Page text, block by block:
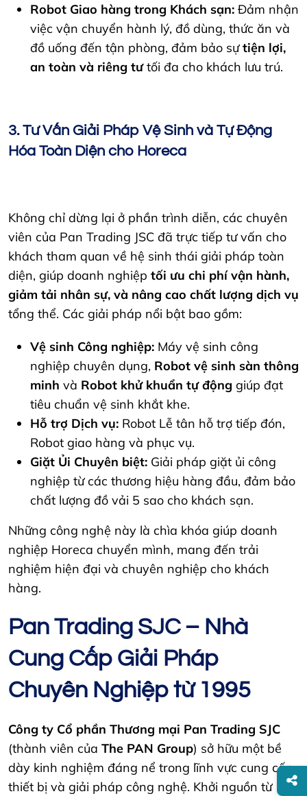
Robot Giao hàng trong Khách sạn: Đảm nhận
việc vận chuyển hành lý, đồ dùng, thức ăn và
đồ uống đến tận phòng, đảm bảo sựtiện lợi,
an toàn và riêng tưtối đa cho khách lưu trú.
3. Tư Vấn Giải Pháp Vệ Sinh và Tự Động
Hóa Toàn Diện cho Horeca
Không chỉ dừng lại ở phần trình diễn, các chuyên
viên của Pan Trading JSC đã trực tiếp tư vấn cho
khách tham quan về hệ sinh thái giải pháp toàn
diện, giúp doanh nghiệp tối ưu chi phí vận hành,
giảm tải nhân sự, và nâng cao chất lượng dịch vụ
tổng thể. Các giải pháp nổi bật bao gồm:
Vệ sinh Công nghiệp: Máy vệ sinh công
nghiệp chuyên dụng, Robot vệ sinh sàn thông
minh và Robot khử khuẩn tự động giúp đạt
tiêu chuẩn vệ sinh khắt khe.
Hỗ trợ Dịch vụ: Robot Lễ tân hỗ trợ tiếp đón,
Robot giao hàng và phục vụ.
Giặt Ủi Chuyên biệt: Giải pháp giặt ủi công
nghiệp từ các thương hiệu hàng đầu, đảm bảo
chất lượng đồ vải 5 sao cho khách sạn.
Những công nghệ này là chìa khóa giúp doanh
nghiệp Horeca chuyển mình, mang đến trải
nghiệm hiện đại và chuyên nghiệp cho khách
hàng.
Pan Trading SJC – Nhà
Cung Cấp Giải Pháp
Chuyên Nghiệp từ 1995
Công ty Cổ phần Thương mại Pan Trading SJC
(thành viên của The PAN Group) sở hữu một bề
dày kinh nghiệm đáng nể trong lĩnh vực cung cấp
thiết bị và giải pháp công nghệ. Khởi nguồn từ